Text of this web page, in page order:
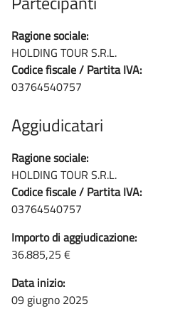
Ragione sociale:
HOLDING TOUR S.R.L.
Codice fiscale / Partita IVA:
03764540757
Aggiudicatari
Ragione sociale:
HOLDING TOUR S.R.L.
Codice fiscale / Partita IVA:
03764540757
Importo di aggiudicazione:
36.885,25 €
Data inizio:
09 giugno 2025